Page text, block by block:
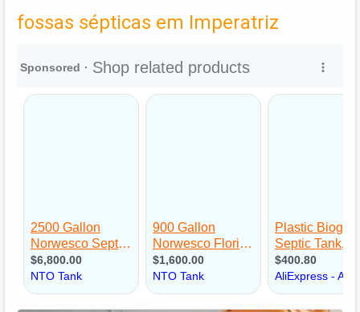
fossas sépticas em Imperatriz